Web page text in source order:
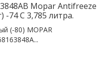
Mopar Antifreeze
74 C 3,785 литра.
(-80) MOPAR